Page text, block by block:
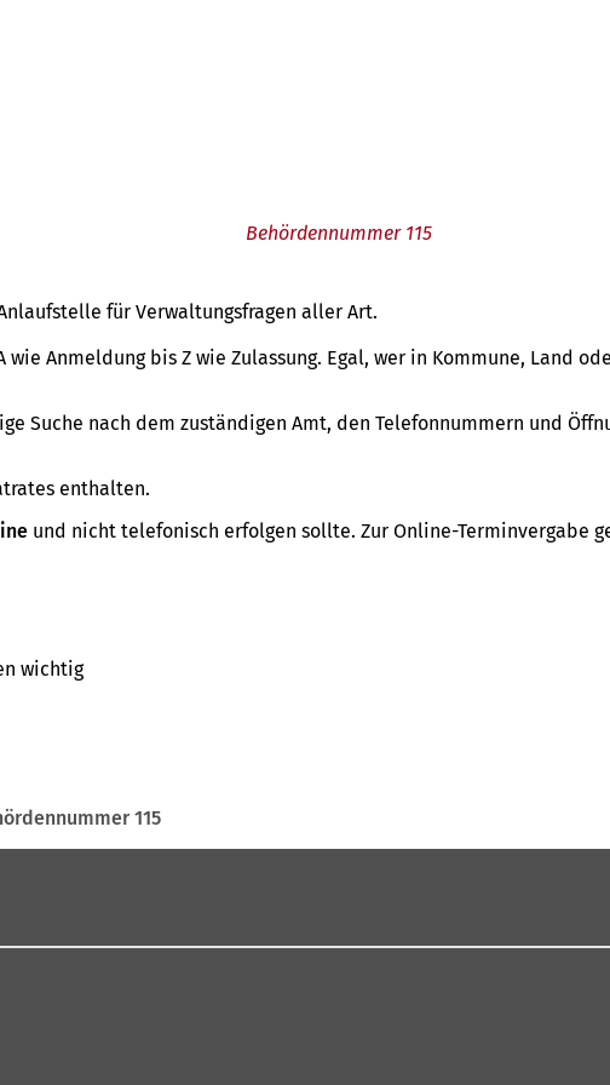
Behördennummer 115
für Verwaltungsfragen aller Art.
Anmeldung bis Z wie Zulassung. Egal, wer in Kommune, Land
Suche nach dem zuständigen Amt, den Telefonnummern und
enthalten.
und nicht telefonisch erfolgen sollte. Zur Online-Terminvergabe
wichtig
115